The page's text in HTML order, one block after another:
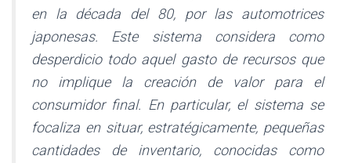
en la década del 80, por las automotrices
japonesas. Este sistema considera como
desperdicio todo aquel gasto de recursos que
no implique la creación de valor para el
consumidor final. En particular, el sistema se
focaliza en situar, estratégicamente, pequeñas
cantidades de inventario, conocidas como